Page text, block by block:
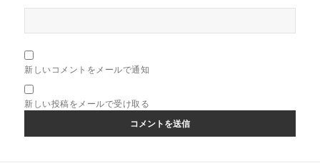
新しいコメントをメールで通知
新しい投稿をメールで受け取る